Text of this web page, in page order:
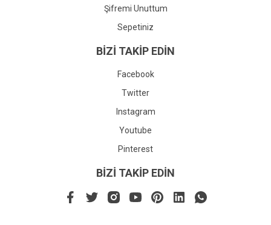
Şifremi Unuttum
Sepetiniz
BİZİ TAKİP EDİN
Facebook
Twitter
Instagram
Youtube
Pinterest
BİZİ TAKİP EDİN